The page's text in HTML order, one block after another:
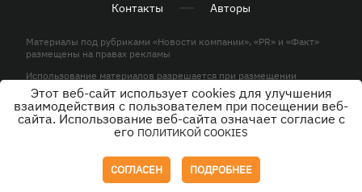
Контакты Авторы
Материалы под рубриками «Новости компании», «PR» и «Факт»
размещены на правах рекламы
Использование материалов разрешается при размещении
активной гиперссылки на KP.UA в первом абзаце.
© ООО «ЮЛАВ МЕДИА»,2026. Все права защищены.
Этот веб-сайт использует cookies для улучшения
взаимодействия с пользователем при посещении веб-
сайта. Использование веб-сайта означает согласие с
его ПОЛИТИКОЙ COOKIES
СОГЛАСЕН ПОДРОБНЕЕ